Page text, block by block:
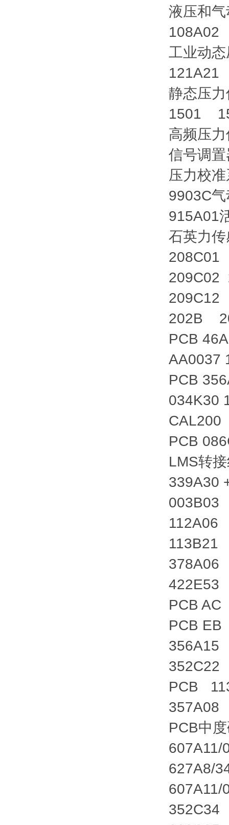
液压和
工业动
静态压
1501
高频压
信号调
压力校
9903C
915A01
石英力
209C02
202B
PCB
AA0037
PCB
034K30
PCB
LMS转
339A30
003B03
112A06
113B21
378A06
422E53
PCB AC
PCB EB
356A15
352C22
PCB
357A08
PCB中
607A11/
627A8/
607A11/
352C34